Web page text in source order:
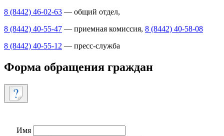
8 (8442) 46-02-63 — общий отдел,
8 (8442) 40-55-47 — приемная комиссия, 8 (8442) 40-58-08
8 (8442) 40-55-12 — пресс-служба
Форма обращения граждан
Имя